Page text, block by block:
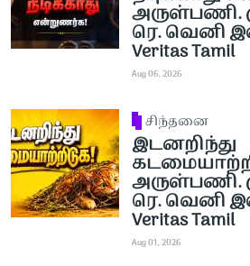
அருள்பணி.
ரெ. வெனி
Veritas Tamil
Aug 06, 2026
சிந்தனை
இடனறிந்து
அருள்பணி.
ரெ. வெனி
Veritas Tamil
Aug 01, 2026